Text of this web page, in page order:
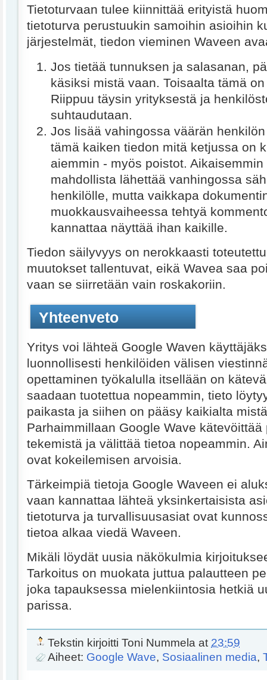
Tietoturvaan tulee kiinnittää erityistä
tietoturva perustuukin samoihin asioihin
järjestelmät, tiedon vieminen Waveen
Jos tietää tunnuksen ja salasanan,
käsiksi mistä vaan. Toisaalta tämä
Riippuu täysin yrityksestä ja
suhtaudutaan.
Jos lisää vahingossa väärän
tämä kaiken tiedon mitä ketjussa on
aiemmin - myös poistot.
mahdollista lähettää vanhingossa
henkilölle, mutta vaikkapa
muokkausvaiheessa tehtyä
kannattaa näyttää ihan kaikille.
Tiedon säilyvyys on nerokkaasti
muutokset tallentuvat, eikä Wavea saa
vaan se siirretään vain roskakoriin.
Yhteenveto
Yritys voi lähteä Google Waven
luonnollisesti henkilöiden välisen
opettaminen työkalulla itsellään on
saadaan tuotettua nopeammin, tieto
paikasta ja siihen on pääsy kaikialta
Parhaimmillaan Google Wave kätevöittää
tekemistä ja välittää tietoa nopeammin.
ovat kokeilemisen arvoisia.
Tärkeimpiä tietoja Google Waveen ei
vaan kannattaa lähteä yksinkertaisista
tietoturva ja turvallisuusasiat ovat
tietoa alkaa viedä Waveen.
Mikäli löydät uusia näkökulmia
Tarkoitus on muokata juttua palautteen
joka tapauksessa mielenkiintosia hetkiä
parissa.
Tekstin kirjoitti Toni Nummela at 23:59
Aiheet: Google Wave, Sosiaalinen media,